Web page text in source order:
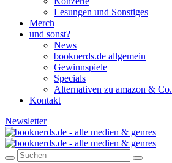
Lesungen und Sonstiges
Merch
und sonst?
News
booknerds.de allgemein
Gewinnspiele
Specials
Alternativen zu amazon & Co.
Kontakt
Newsletter